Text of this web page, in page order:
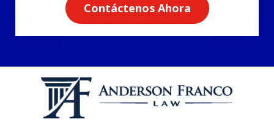
Contáctenos Ahora